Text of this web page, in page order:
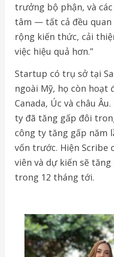
trưởng bộ phận, và
tâm — tất cả đều quan
rộng kiến thức, cải
việc hiệu quả hơn.”
Startup có trụ sở tại
ngoài Mỹ, họ còn hoạt
Canada, Úc và châu
ty đã tăng gấp đôi
công ty tăng gấp năm
vốn trước. Hiện Scribe
viên và dự kiến sẽ
trong 12 tháng tới.